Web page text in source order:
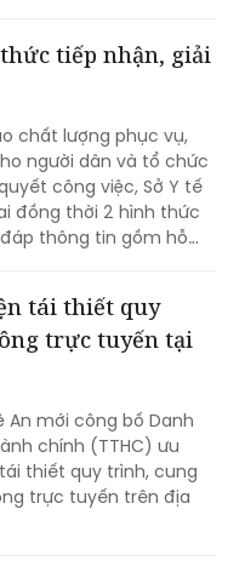
tiếp nhận, giải
chất lượng phục vụ,
người dân và tổ chức
công việc, Sở Y tế
đồng thời 2 hình thức
thông tin gồm hỗ
tái thiết quy
trực tuyến tại
An mới công bố Danh
chính (TTHC) ưu
thiết quy trình, cung
trực tuyến trên địa